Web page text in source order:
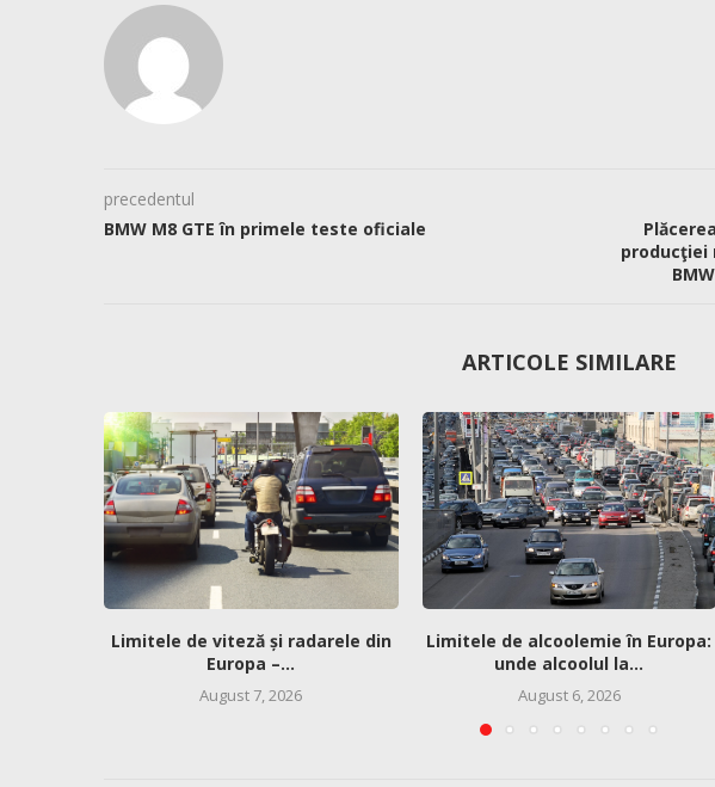
precedentul
BMW M8 GTE în primele teste oficiale
producţiei
ARTICOLE SIMILARE
Limitele de viteză și radarele din
Europa –...
August 7, 2026
Limitele de alcoolemie în Europa:
unde alcoolul la...
August 6, 2026